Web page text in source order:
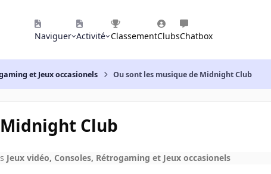
Naviguer Activité ClassementClubsChatbox
et Jeux occasionels Ou sont les musique de Midnight Club
Club
Jeux vidéo, Consoles, Rétrogaming et Jeux occasionels